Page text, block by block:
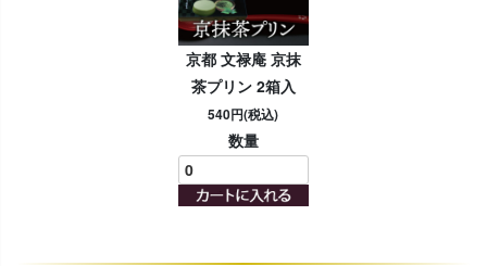
京都 文禄庵 京抹
茶プリン 2箱入
540円(税込)
数量